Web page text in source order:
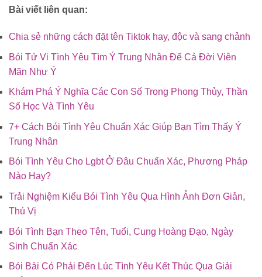
Bài viết liên quan:
Chia sẻ những cách đặt tên Tiktok hay, độc và sang chảnh
Bói Tử Vi Tình Yêu Tìm Ý Trung Nhân Để Cả Đời Viên
Mãn Như Ý
Khám Phá Ý Nghĩa Các Con Số Trong Phong Thủy, Thần
Số Học Và Tình Yêu
7+ Cách Bói Tình Yêu Chuẩn Xác Giúp Bạn Tìm Thấy Ý
Trung Nhân
Bói Tình Yêu Cho Lgbt Ở Đâu Chuẩn Xác, Phương Pháp
Nào Hay?
Trải Nghiệm Kiểu Bói Tình Yêu Qua Hình Ảnh Đơn Giản,
Thú Vị
Bói Tình Bạn Theo Tên, Tuổi, Cung Hoàng Đạo, Ngày
Sinh Chuẩn Xác
Bói Bài Có Phải Đến Lúc Tình Yêu Kết Thúc Qua Giải